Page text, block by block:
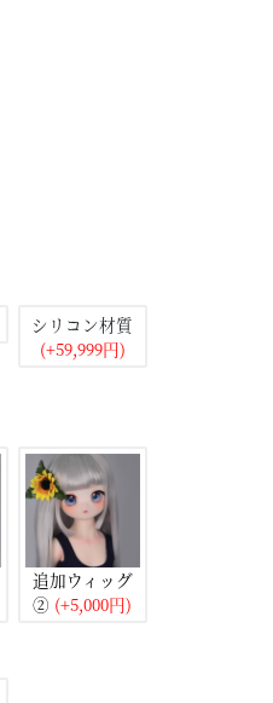
シリコン材質
(+59,999円)
追加ウィッグ
② (+5,000円)